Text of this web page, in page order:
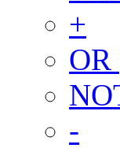
+
OR
-